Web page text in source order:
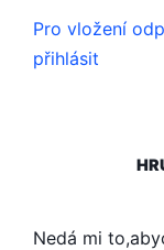
Pro vložení
přihlásit
Nedá mi